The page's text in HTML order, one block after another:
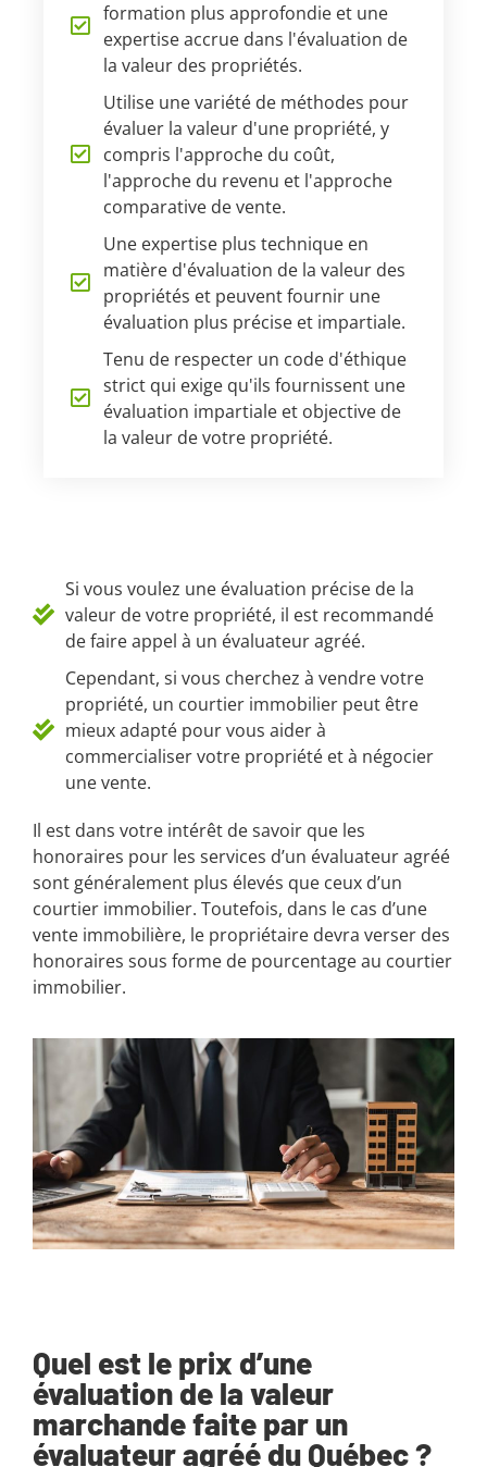
formation plus approfondie et une
expertise accrue dans l'évaluation de
la valeur des propriétés.
Utilise une variété de méthodes pour
évaluer la valeur d'une propriété, y
compris l'approche du coût,
l'approche du revenu et l'approche
comparative de vente.
Une expertise plus technique en
matière d'évaluation de la valeur des
propriétés et peuvent fournir une
évaluation plus précise et impartiale.
Tenu de respecter un code d'éthique
strict qui exige qu'ils fournissent une
évaluation impartiale et objective de
la valeur de votre propriété.
Si vous voulez une évaluation précise de la
valeur de votre propriété, il est recommandé
de faire appel à un évaluateur agréé.
Cependant, si vous cherchez à vendre votre
propriété, un courtier immobilier peut être
mieux adapté pour vous aider à
commercialiser votre propriété et à négocier
une vente.
Il est dans votre intérêt de savoir que les
honoraires pour les services d’un évaluateur agréé
sont généralement plus élevés que ceux d’un
courtier immobilier. Toutefois, dans le cas d’une
vente immobilière, le propriétaire devra verser des
honoraires sous forme de pourcentage au courtier
immobilier.
Quel est le prix d’une
évaluation de la valeur
marchande faite par un
évaluateur agréé du Québec ?